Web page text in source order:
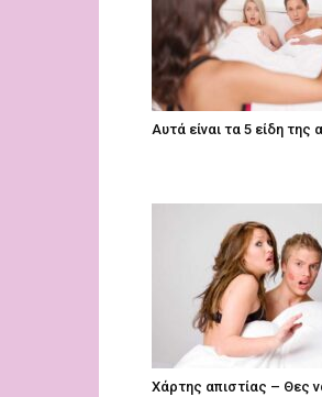
Αυτά είναι τα 5 είδη της
Χάρτης απιστίας – Θες